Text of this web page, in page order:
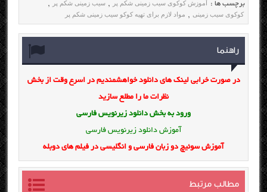
برچسب ها : آموزش کوکوی سیب زمینی شکم پر , سیب زمینی شکم پر ,
کوکوی سیب زمینی , مواد لازم برای تهیه کوکو سیب زمینی شکم پر
راهنما
در صورت خرابی لینک های دانلود خواهشمندیم در اسرع وقت از بخش
نظرات ما را مطلع سازید
ورود به بخش دانلود زیرنویس فارسی
آموزش دانلود زیرنویس فارسی
آموزش سوئیچ دو زبان فارسی و انگلیسی در فیلم های دوبله
مطالب مرتبط